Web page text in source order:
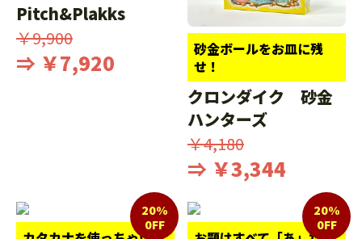
Pitch&Plakks
￥9,900
⇒ ￥7,920
砂金ボールをお皿に残
せ！
クロンダイク 砂金
ハンターズ
￥4,180
⇒ ￥3,344
20%
0FF
20%
0FF